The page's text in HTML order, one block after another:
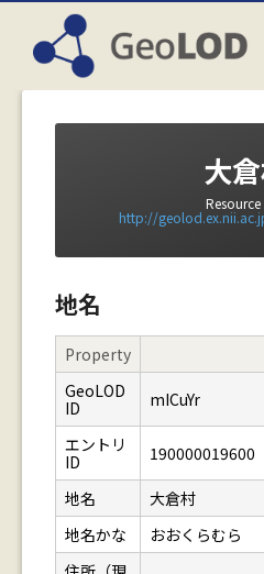
大
Resource
http://
地名
Property
GeoLOD
ID
mICuYr
エントリ
ID
190000019600
地名
大倉村
地名かな
おおくらむら